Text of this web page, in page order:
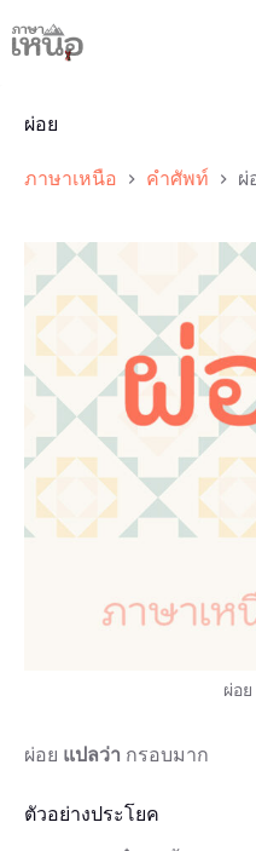
to
content
ผ่อย
ภาษาเหนือ คำศัพท์ ผ่
ผ่อย
ผ่อย แปลว่า กรอบมาก
ตัวอย่างประโยค